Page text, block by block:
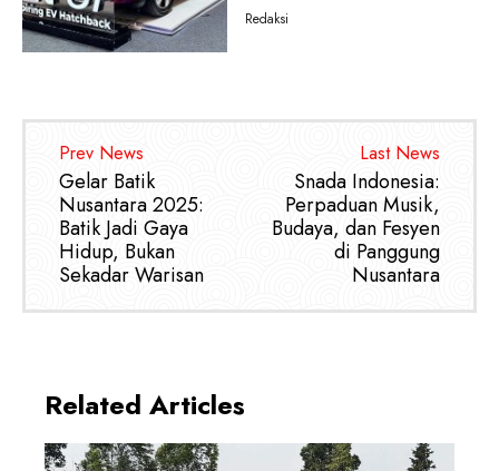
Redaksi
Prev News
Gelar Batik
Nusantara 2025:
Batik Jadi Gaya
Hidup, Bukan
Sekadar Warisan
Last News
Snada Indonesia:
Perpaduan Musik,
Budaya, dan Fesyen
di Panggung
Nusantara
Related Articles